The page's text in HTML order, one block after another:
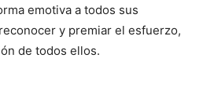
emotiva a todos sus
y premiar el esfuerzo,
de todos ellos.